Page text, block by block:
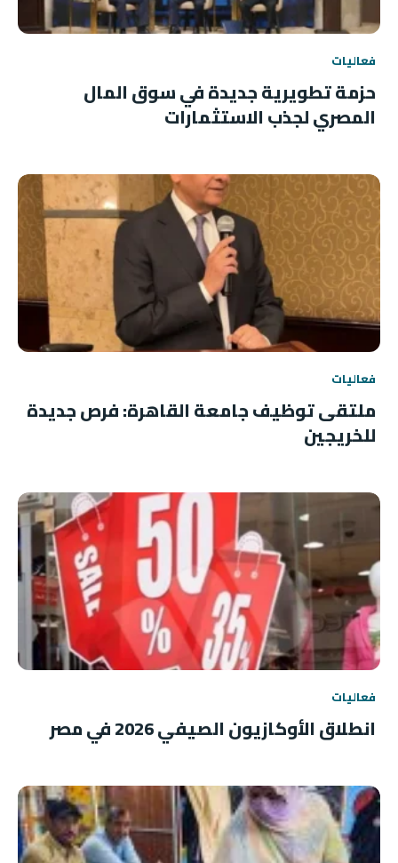
فعاليات
حزمة تطويرية جديدة في سوق المال
المصري لجذب الاستثمارات
فعاليات
ملتقى توظيف جامعة القاهرة: فرص جديدة
للخريجين
فعاليات
انطلاق الأوكازيون الصيفي 2026 في مصر